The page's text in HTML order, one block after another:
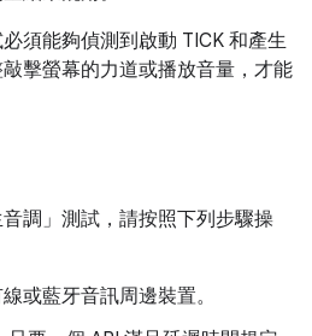
須能夠偵測到啟動 TICK 和產生
擊螢幕的力道或播放音量，才能
調」測試，請按照下列步驟操
或藍牙音訊周邊裝置。